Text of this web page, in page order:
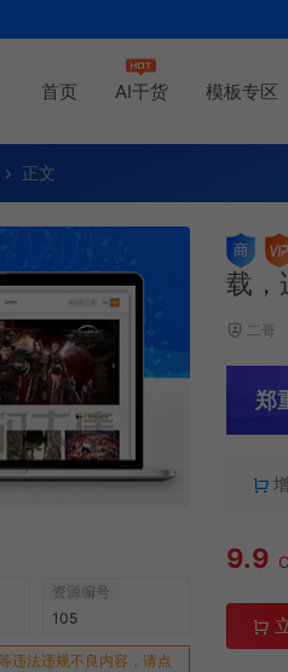
首页 AI干货 模板专区
正文
资源编号
105
违法违规不良内容，请点
载，
二哥
郑
9.9